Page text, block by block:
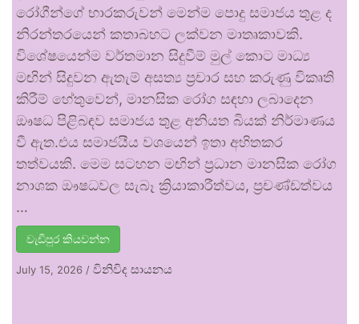
රෝගීන්ගේ භාරකරුවන් මෙන්ම පොදු සමාජය තුළ ද
නිරන්තරයෙන් කතාබහට ලක්වන මාතෘකාවකි.
විශේෂයෙන්ම වර්තමාන සිදුවීම් මුල් කොට මාධ්‍ය
මඟින් සිදුවන ඇතැම් අසත්‍ය ප්‍රචාර සහ කරුණු විකෘති
කිරීම් හේතුවෙන්, මානසික රෝග සඳහා ලබාදෙන
ඖෂධ පිළිබඳව සමාජය තුළ අනියත බියක් නිර්මාණය
වී ඇත.එය සමාජයීය වශයෙන් ඉතා අහිතකර
තත්වයකි. මෙම සටහන මඟින් ප්‍රධාන මානසික රෝග
නාශක ඖෂධවල සැබෑ ක්‍රියාකාරීත්වය, ප්‍රචණ්ඩත්වය
…
වැඩිපුර කියවන්න
July 15, 2026 / විනිවිද සායනය